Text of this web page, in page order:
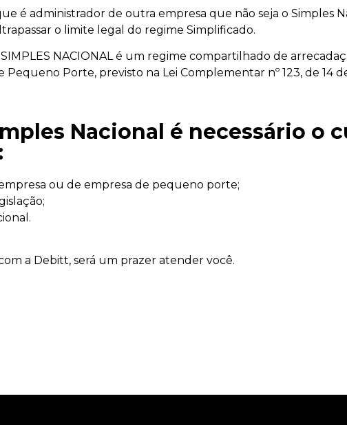
é administrador de outra empresa que não seja o Simples
o limite legal do regime Simplificado.
NACIONAL é um regime compartilhado de
Pequeno Porte, previsto na Lei Complementar nº 123, de 14
Nacional é necessário o
ou de empresa de pequeno porte;
a Debitt, será um prazer atender você.